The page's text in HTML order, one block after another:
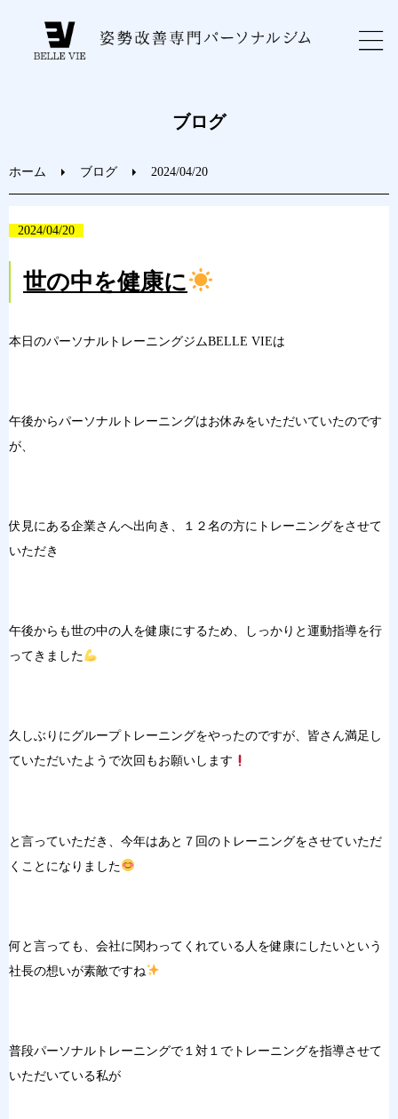
ブログ
ホーム ブログ 2024/04/20
2024/04/20
世の中を健康に
本日のパーソナルトレーニングジムBELLE VIEは
午後からパーソナルトレーニングはお休みをいただいていたのです
が、
伏見にある企業さんへ出向き、１２名の方にトレーニングをさせて
いただき
午後からも世の中の人を健康にするため、しっかりと運動指導を行
ってきました
久しぶりにグループトレーニングをやったのですが、皆さん満足し
ていただいたようで次回もお願いします
と言っていただき、今年はあと７回のトレーニングをさせていただ
くことになりました
何と言っても、会社に関わってくれている人を健康にしたいという
社長の想いが素敵ですね
普段パーソナルトレーニングで１対１でトレーニングを指導させて
いただいている私が